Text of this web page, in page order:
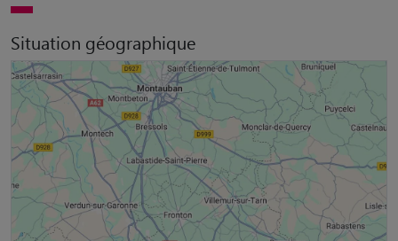
Situation géographique